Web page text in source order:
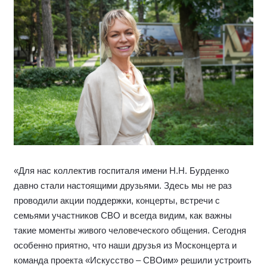
«Для нас коллектив госпиталя имени Н.Н. Бурденко
давно стали настоящими друзьями. Здесь мы не раз
проводили акции поддержки, концерты, встречи с
семьями участников СВО и всегда видим, как важны
такие моменты живого человеческого общения. Сегодня
особенно приятно, что наши друзья из Москонцерта и
команда проекта «Искусство – СВОим» решили устроить